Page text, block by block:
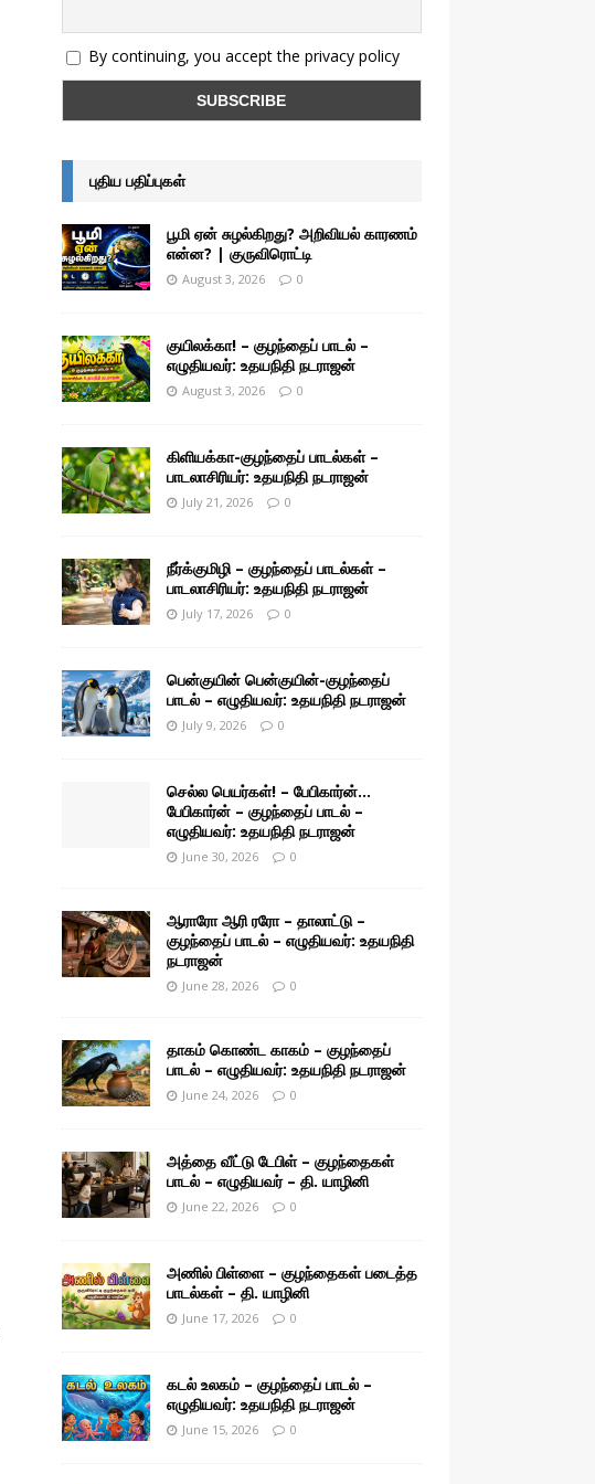
By continuing, you accept the privacy policy
புதிய பதிப்புகள்
பூமி ஏன் சுழல்கிறது? அறிவியல் காரணம்
என்ன? | குருவிரொட்டி
August 3, 2026 0
குயிலக்கா! – குழந்தைப் பாடல் –
எழுதியவர்: உதயநிதி நடராஜன்
August 3, 2026 0
கிளியக்கா-குழந்தைப் பாடல்கள் –
பாடலாசிரியர்: உதயநிதி நடராஜன்
July 21, 2026 0
நீர்க்குமிழி – குழந்தைப் பாடல்கள் –
பாடலாசிரியர்: உதயநிதி நடராஜன்
July 17, 2026 0
பென்குயின் பென்குயின்-குழந்தைப்
பாடல் – எழுதியவர்: உதயநிதி நடராஜன்
July 9, 2026 0
செல்ல பெயர்கள்! – பேபிகார்ன்…
பேபிகார்ன் – குழந்தைப் பாடல் –
எழுதியவர்: உதயநிதி நடராஜன்
June 30, 2026 0
ஆராரோ ஆரி ரரோ – தாலாட்டு –
குழந்தைப் பாடல் – எழுதியவர்: உதயநிதி
நடராஜன்
June 28, 2026 0
தாகம் கொண்ட காகம் – குழந்தைப்
பாடல் – எழுதியவர்: உதயநிதி நடராஜன்
June 24, 2026 0
அத்தை வீட்டு டேபிள் – குழந்தைகள்
பாடல் – எழுதியவர் – தி. யாழினி
June 22, 2026 0
அணில் பிள்ளை – குழந்தைகள் படைத்த
பாடல்கள் – தி. யாழினி
June 17, 2026 0
கடல் உலகம் – குழந்தைப் பாடல் –
எழுதியவர்: உதயநிதி நடராஜன்
June 15, 2026 0